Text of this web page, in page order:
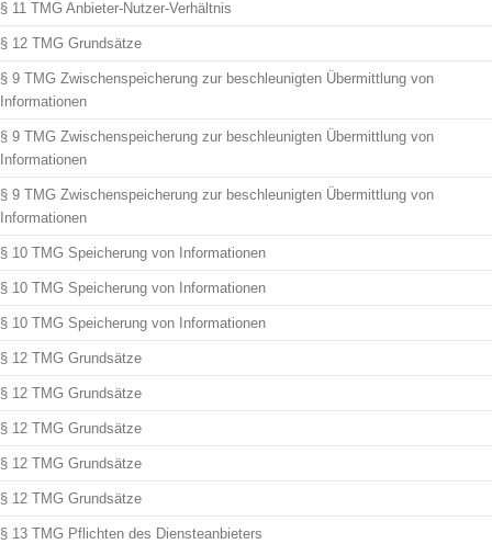
§ 11 TMG Anbieter-Nutzer-Verhältnis
§ 12 TMG Grundsätze
§ 9 TMG Zwischenspeicherung zur beschleunigten Übermittlung von
Informationen
§ 9 TMG Zwischenspeicherung zur beschleunigten Übermittlung von
Informationen
§ 9 TMG Zwischenspeicherung zur beschleunigten Übermittlung von
Informationen
§ 10 TMG Speicherung von Informationen
§ 10 TMG Speicherung von Informationen
§ 10 TMG Speicherung von Informationen
§ 12 TMG Grundsätze
§ 12 TMG Grundsätze
§ 12 TMG Grundsätze
§ 12 TMG Grundsätze
§ 12 TMG Grundsätze
§ 13 TMG Pflichten des Diensteanbieters